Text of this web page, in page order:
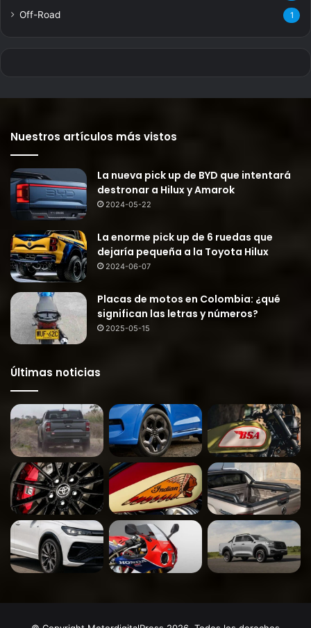
Off-Road 1
Nuestros artículos más vistos
La nueva pick up de BYD que intentará
destronar a Hilux y Amarok
2024-05-22
La enorme pick up de 6 ruedas que
dejaría pequeña a la Toyota Hilux
2024-06-07
Placas de motos en Colombia: ¿qué
significan las letras y números?
2025-05-15
Últimas noticias